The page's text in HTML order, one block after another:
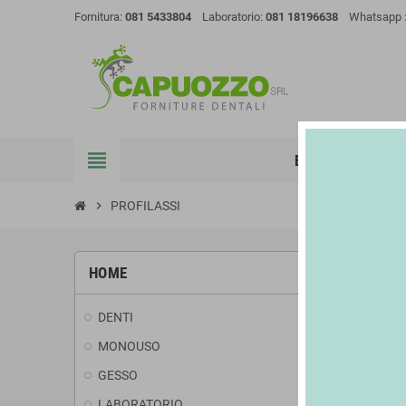
Fornitura: 081 5433804 Laboratorio: 081 18196638 Whatsapp :
view_headline E-SHOP
chevron_right PROFILASSI
HOME
DENTI
MONOUSO
GESSO